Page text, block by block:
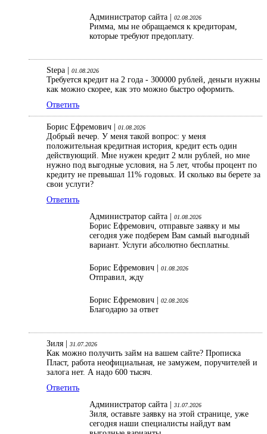
Администратор сайта | 02.08.2026
Римма, мы не обращаемся к кредиторам,
которые требуют предоплату.
Stepa | 01.08.2026
Требуется кредит на 2 года - 300000 рублей, деньги нужны
как можно скорее, как это можно быстро оформить.
Ответить
Борис Ефремович | 01.08.2026
Добрый вечер. У меня такой вопрос: у меня
положительная кредитная история, кредит есть один
действующий. Мне нужен кредит 2 млн рублей, но мне
нужно под выгодные условия, на 5 лет, чтобы процент по
кредиту не превышал 11% годовых. И сколько вы берете за
свои услуги?
Ответить
Администратор сайта |
01.08.2026
Борис Ефремович, отправьте заявку и мы
сегодня уже подберем Вам самый выгодный
вариант. Услуги абсолютно бесплатны.
Борис Ефремович | 01.08.2026
Отправил, жду
Борис Ефремович | 02.08.2026
Благодарю за ответ
Зиля | 31.07.2026
Как можно получить займ на вашем сайте? Прописка
Пласт, работа неофициальная, не замужем, поручителей и
залога нет. А надо 600 тысяч.
Ответить
Администратор сайта |
31.07.2026
Зиля, оставьте заявку на этой странице, уже
сегодня наши специалисты найдут вам